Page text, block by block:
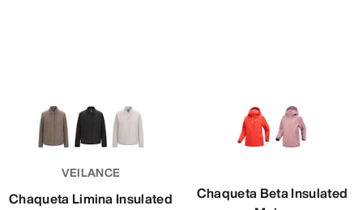
VEILANCE
Chaqueta Limina Insulated
Chaqueta Beta Insulated